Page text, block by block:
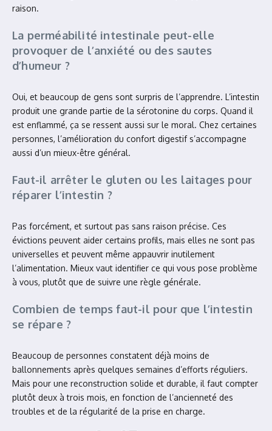
raison.
La perméabilité intestinale peut-elle
provoquer de l’anxiété ou des sautes
d’humeur ?
Oui, et beaucoup de gens sont surpris de l’apprendre. L’intestin
produit une grande partie de la sérotonine du corps. Quand il
est enflammé, ça se ressent aussi sur le moral. Chez certaines
personnes, l’amélioration du confort digestif s’accompagne
aussi d’un mieux-être général.
Faut-il arrêter le gluten ou les laitages pour
réparer l’intestin ?
Pas forcément, et surtout pas sans raison précise. Ces
évictions peuvent aider certains profils, mais elles ne sont pas
universelles et peuvent même appauvrir inutilement
l’alimentation. Mieux vaut identifier ce qui vous pose problème
à vous, plutôt que de suivre une règle générale.
Combien de temps faut-il pour que l’intestin
se répare ?
Beaucoup de personnes constatent déjà moins de
ballonnements après quelques semaines d’efforts réguliers.
Mais pour une reconstruction solide et durable, il faut compter
plutôt deux à trois mois, en fonction de l’ancienneté des
troubles et de la régularité de la prise en charge.